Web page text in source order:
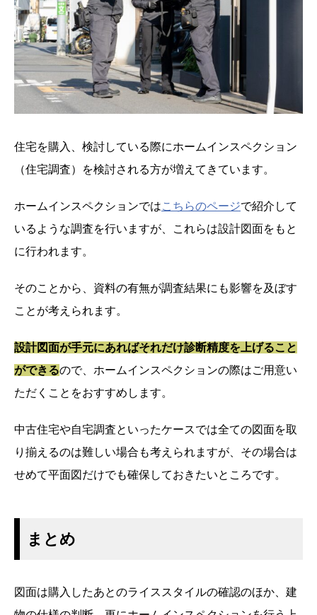
住宅を購入、検討している際にホームインスペクション
（住宅調査）を検討される方が増えてきています。
ホームインスペクションではこちらのページで紹介して
いるような調査を行いますが、これらは設計図面をもと
に行われます。
そのことから、資料の有無が調査結果にも影響を及ぼす
ことが考えられます。
設計図面が手元にあればそれだけ診断精度を上げること
ができるので、ホームインスペクションの際はご用意い
ただくことをおすすめします。
中古住宅や自宅調査といったケースでは全ての図面を取
り揃えるのは難しい場合も考えられますが、その場合は
せめて平面図だけでも確保しておきたいところです。
まとめ
図面は購入したあとのライススタイルの確認のほか、建